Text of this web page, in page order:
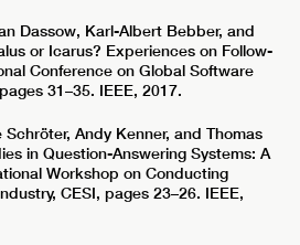
Dassow, Karl-Albert Bebber, and
or Icarus? Experiences on Follow-
Conference on Global Software
31–35. IEEE, 2017.
Andy Kenner, and Thomas
in Question-Answering Systems: A
Workshop on Conducting
CESI, pages 23–26. IEEE,